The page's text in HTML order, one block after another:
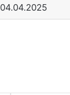
04.04.2025